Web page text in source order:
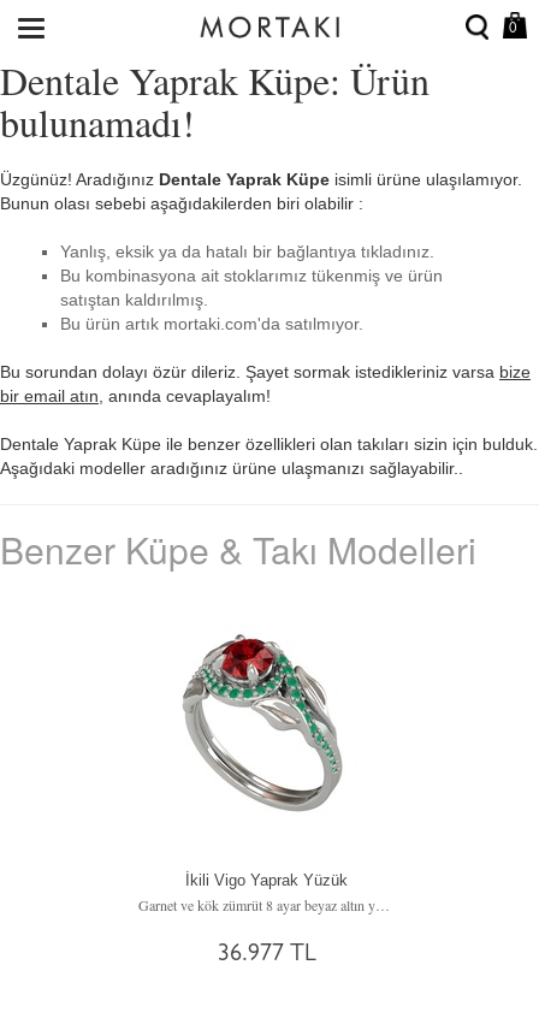
0
Dentale Yaprak Küpe: Ürün
bulunamadı!
Üzgünüz! Aradığınız Dentale Yaprak Küpe isimli ürüne ulaşılamıyor.
Bunun olası sebebi aşağıdakilerden biri olabilir :
Yanlış, eksik ya da hatalı bir bağlantıya tıkladınız.
Bu kombinasyona ait stoklarımız tükenmiş ve ürün
satıştan kaldırılmış.
Bu ürün artık mortaki.com'da satılmıyor.
Bu sorundan dolayı özür dileriz. Şayet sormak istedikleriniz varsa bize
bir email atın , anında cevaplayalım!
Dentale Yaprak Küpe ile benzer özellikleri olan takıları sizin için bulduk.
Aşağıdaki modeller aradığınız ürüne ulaşmanızı sağlayabilir..
Benzer Küpe & Takı Modelleri
İkili Vigo Yaprak Yüzük
Garnet ve kök zümrüt 8 ayar beyaz altın yüzük
36.977 TL